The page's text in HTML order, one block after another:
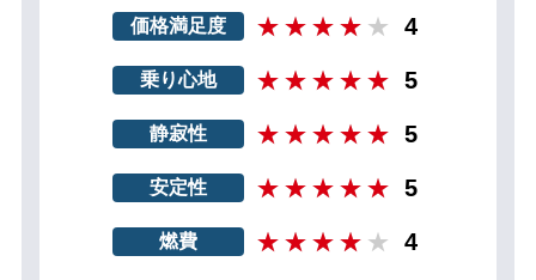
価格満足度 4
乗り心地 5
静寂性 5
安定性 5
燃費 4